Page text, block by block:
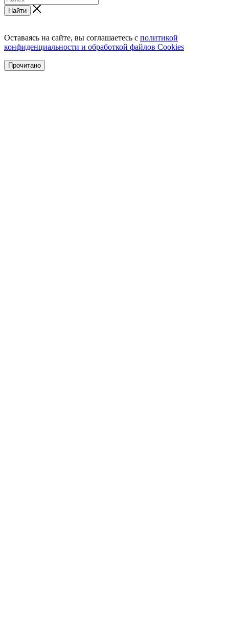
Найти
Оставаясь на сайте, вы соглашаетесь с политикой
конфиденциальности и обработкой файлов Cookies
Прочитано